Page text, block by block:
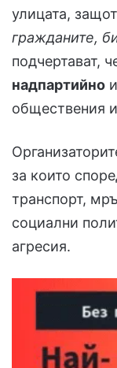
улицата,
гражданите,
подчертават,
надпартийно
обществения
за които
транспорт,
социални
агресия.